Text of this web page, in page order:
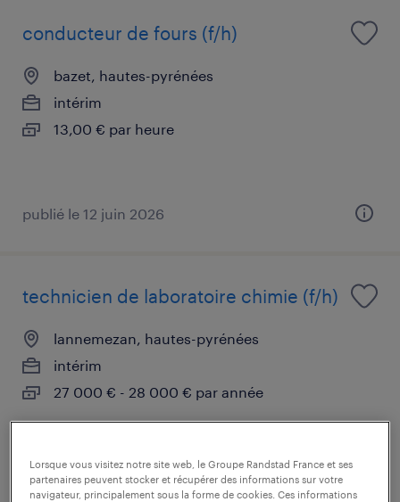
conducteur de fours (f/h)
bazet, hautes-pyrénées
intérim
13,00 € par heure
publié le 12 juin 2026
technicien de laboratoire chimie (f/h)
lannemezan, hautes-pyrénées
intérim
27 000 € - 28 000 € par année
publié le 29 juin 2026
Lorsque vous visitez notre site web, le Groupe Randstad France et ses
partenaires peuvent stocker et récupérer des informations sur votre
navigateur, principalement sous la forme de cookies. Ces informations